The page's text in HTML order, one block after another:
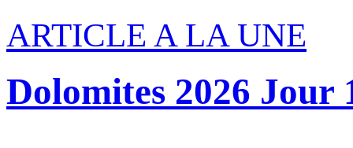
ARTICLE A LA UNE
Dolomites 2026 Jour